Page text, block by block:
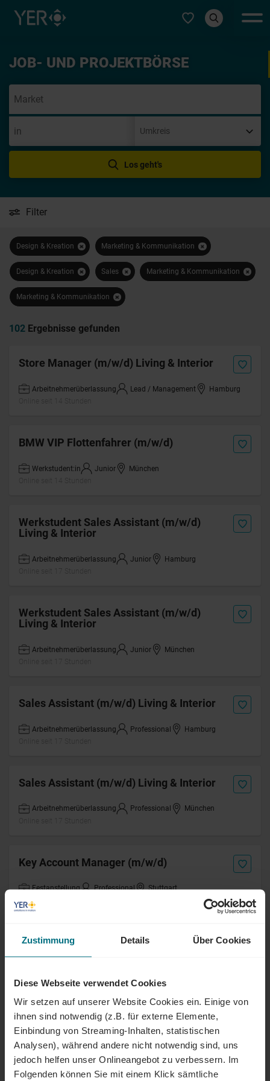
Zustimmung Details Über Cookies
Diese Webseite verwendet Cookies
Wir setzen auf unserer Website Cookies ein. Einige von
ihnen sind notwendig (z.B. für externe Elemente,
Einbindung von Streaming-Inhalten, statistischen
Analysen), während andere nicht notwendig sind, uns
jedoch helfen unser Onlineangebot zu verbessern. Im
Folgenden können Sie mit einem Klick sämtliche
Typ auswählen
JOB- UND PROJEKTBÖRSE
Los geht's
Filter
Design & Kreation Marketing & Kommunikation
Design & Kreation Sales Marketing & Kommunikation
Marketing & Kommunikation
102 Ergebnisse gefunden
Store Manager (m/w/d) Living & Interior
Arbeitnehmerüberlassung Lead / Management
Hamburg
BMW VIP Flottenfahrer (m/w/d)
Werkstudent:in Junior
München
Werkstudent Sales Assistant (m/w/d)
Living & Interior
Arbeitnehmerüberlassung Junior
Hamburg
Werkstudent Sales Assistant (m/w/d)
Living & Interior
Arbeitnehmerüberlassung Junior
München
Sales Assistant (m/w/d) Living & Interior
Arbeitnehmerüberlassung Professional
Hamburg
Sales Assistant (m/w/d) Living & Interior
Arbeitnehmerüberlassung Professional
München
Key Account Manager (m/w/d)
Festanstellung Professional
Stuttgart
Online seit 1 Tag
Filialleitung Autovermietung (m/w/d)
SIXT
Festanstellung Lead / Management
Filialleitung Autovermietung (m/w/d)
SIXT
Festanstellung Lead / Management
Lüneburg